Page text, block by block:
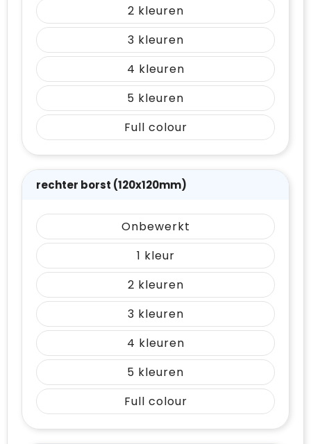
2
3
4
5
Full colour
rechter borst (120x120mm)
Onbewerkt
1
2
3
4
5
Full colour